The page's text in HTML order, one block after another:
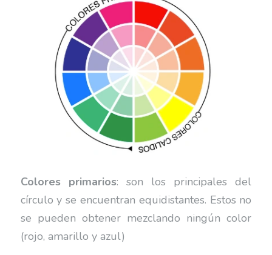
Colores primarios: son los principales del
círculo y se encuentran equidistantes. Estos no
se pueden obtener mezclando ningún color
(rojo, amarillo y azul)